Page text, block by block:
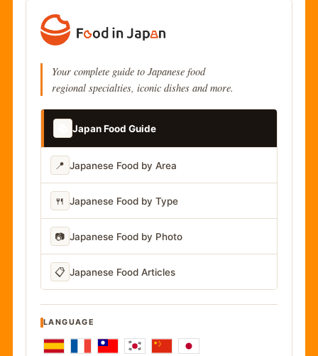
Your complete guide to Japanese food
regional specialties, iconic dishes and more.
Japan Food Guide
📍 Japanese Food by Area
🍴 Japanese Food by Type
📷 Japanese Food by Photo
📋 Japanese Food Articles
LANGUAGE